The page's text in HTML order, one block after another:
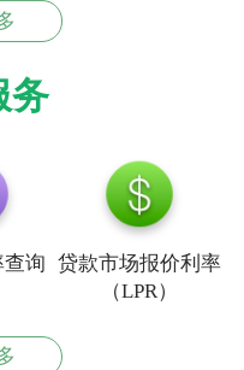
务
查询 贷款市场报价利率
（LPR）